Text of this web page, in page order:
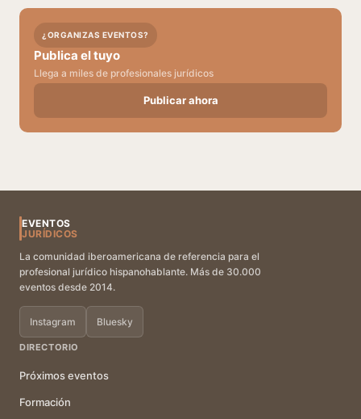
¿ORGANIZAS EVENTOS?
Publica el tuyo
Llega a miles de profesionales jurídicos
Publicar ahora
EVENTOS
JURÍDICOS
La comunidad iberoamericana de referencia para el
profesional jurídico hispanohablante. Más de 30.000
eventos desde 2014.
Instagram Bluesky
DIRECTORIO
Próximos eventos
Formación